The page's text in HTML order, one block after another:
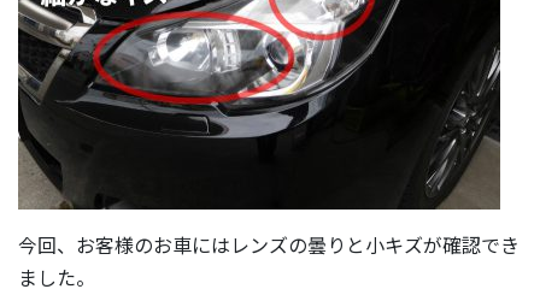
今回、お客様のお車にはレンズの曇りと小キズが確認でき
ました。